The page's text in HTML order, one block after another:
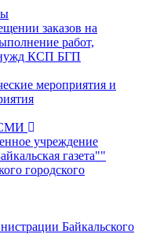
заказов на
работ,
нужд КСП БГП
мероприятия и
учреждение
газета""
городского
Байкальского